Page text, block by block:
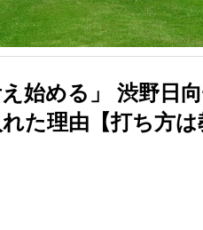
始める」 渋野日
た理由【打ち方は